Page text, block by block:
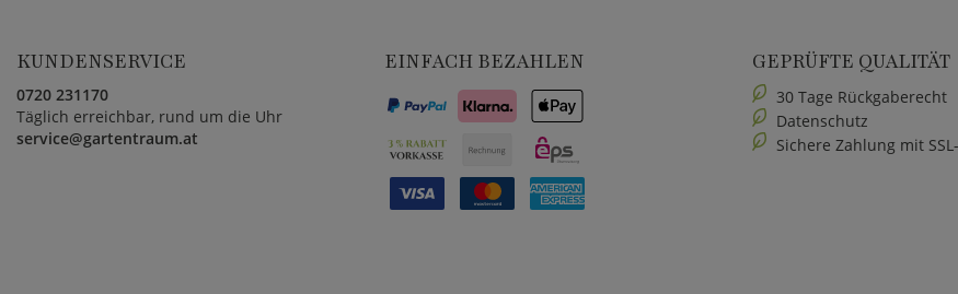
KUNDENSERVICE
0720 231170
Täglich erreichbar, rund um die Uhr
service@gartentraum.at
EINFACH BEZAHLEN GEPRÜFTE QUALITÄT
30 Tage Rückgaberecht
Datenschutz
Sichere Zahlung mit